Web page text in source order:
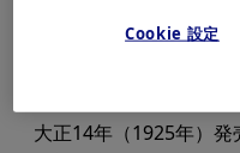
大正14年（1925年）
Cookie 設定